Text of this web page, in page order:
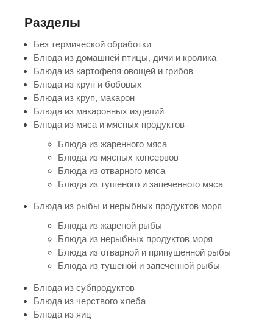
Разделы
Без термической обработки
Блюда из домашней птицы, дичи и кролика
Блюда из картофеля овощей и грибов
Блюда из круп и бобовых
Блюда из круп, макарон
Блюда из макаронных изделий
Блюда из мяса и мясных продуктов
Блюда из жаренного мяса
Блюда из мясных консервов
Блюда из отварного мяса
Блюда из тушеного и запеченного мяса
Блюда из рыбы и нерыбных продуктов моря
Блюда из жареной рыбы
Блюда из нерыбных продуктов моря
Блюда из отварной и припущенной рыбы
Блюда из тушеной и запеченной рыбы
Блюда из субпродуктов
Блюда из черствого хлеба
Блюда из яиц